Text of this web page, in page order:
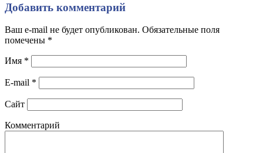
Добавить комментарий
Ваш e-mail не будет опубликован. Обязательные поля
помечены *
Имя *
E-mail *
Сайт
Комментарий